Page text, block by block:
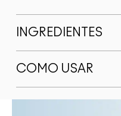
INGREDIENTES
COMO USAR